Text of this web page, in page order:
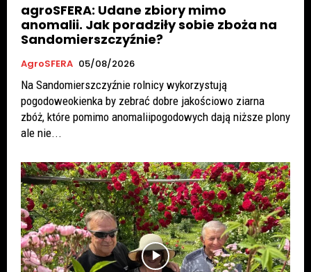
agroSFERA: Udane zbiory mimo
anomalii. Jak poradziły sobie zboża na
Sandomierszczyźnie?
AgroSFERA 05/08/2026
Na Sandomierszczyźnie rolnicy wykorzystują
pogodoweokienka by zebrać dobre jakościowo ziarna
zbóż, które pomimo anomaliipogodowych dają niższe plony
ale nie...